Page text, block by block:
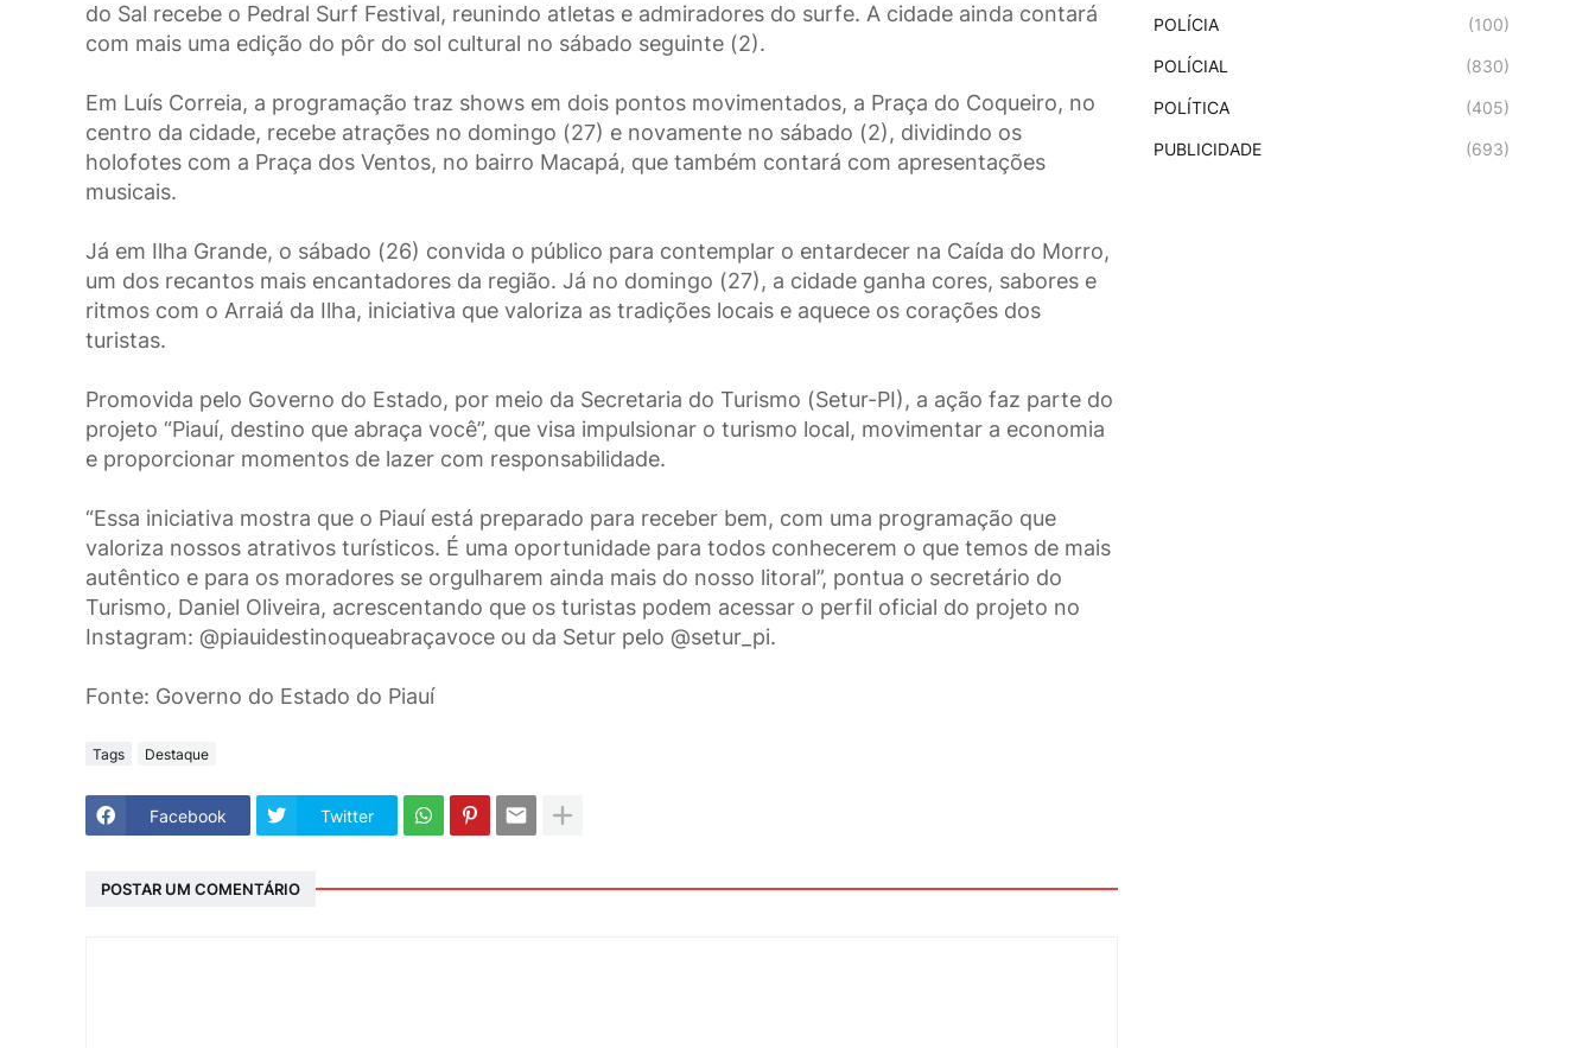
do Sal recebe o Pedral Surf Festival, reunindo atletas e admiradores do surfe. A cidade ainda contará
com mais uma edição do pôr do sol cultural no sábado seguinte (2).
Em Luís Correia, a programação traz shows em dois pontos movimentados, a Praça do Coqueiro, no
centro da cidade, recebe atrações no domingo (27) e novamente no sábado (2), dividindo os
holofotes com a Praça dos Ventos, no bairro Macapá, que também contará com apresentações
musicais.
Já em Ilha Grande, o sábado (26) convida o público para contemplar o entardecer na Caída do Morro,
um dos recantos mais encantadores da região. Já no domingo (27), a cidade ganha cores, sabores e
ritmos com o Arraiá da Ilha, iniciativa que valoriza as tradições locais e aquece os corações dos
turistas.
Promovida pelo Governo do Estado, por meio da Secretaria do Turismo (Setur-PI), a ação faz parte do
projeto “Piauí, destino que abraça você”, que visa impulsionar o turismo local, movimentar a economia
e proporcionar momentos de lazer com responsabilidade.
“Essa iniciativa mostra que o Piauí está preparado para receber bem, com uma programação que
valoriza nossos atrativos turísticos. É uma oportunidade para todos conhecerem o que temos de mais
autêntico e para os moradores se orgulharem ainda mais do nosso litoral”, pontua o secretário do
Turismo, Daniel Oliveira, acrescentando que os turistas podem acessar o perfil oficial do projeto no
Instagram: @piauidestinoqueabraçavoce ou da Setur pelo @setur_pi.
Fonte: Governo do Estado do Piauí
Tags Destaque
Facebook Twitter
POSTAR UM COMENTÁRIO
POLÍCIA (100)
POLÍCIAL (830)
POLÍTICA (405)
PUBLICIDADE (693)